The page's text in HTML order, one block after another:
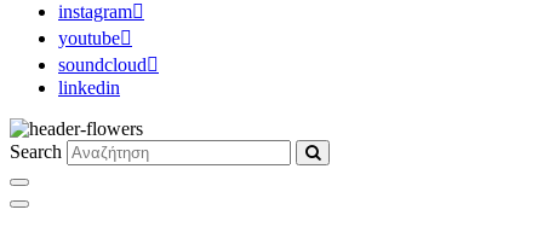
instagram
youtube
soundcloud
linkedin
Search